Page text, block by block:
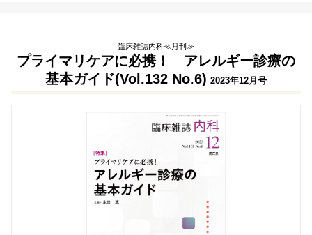
臨床雑誌内科≪月刊≫
プライマリケアに必携！ アレルギー診療の
基本ガイド(Vol.132 No.6) 2023年12月号